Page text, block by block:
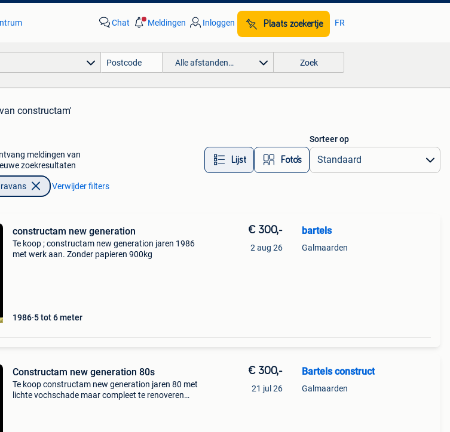
Chat Meldingen Inloggen Plaats zoekertje FR
Alle afstanden… Zoek
constructam'
meldingen van
zoekresultaten
Lijst Foto’s
Sorteer op
Verwijder filters
constructam new generation
Te koop ; constructam new generation jaren 1986
met werk aan. Zonder papieren 900kg
1986 5 tot 6 meter
€ 300,-
2 aug 26
bartels
Galmaarden
Constructam new generation 80s
Te koop constructam new generation jaren 80 met
lichte vochschade maar compleet te renoveren
€ 300,-
21 jul 26
Bartels construct
Galmaarden